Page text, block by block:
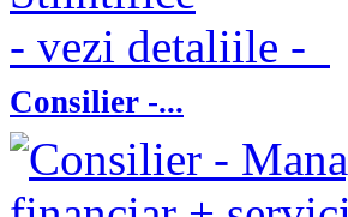
- vezi detaliile -
Consilier -...